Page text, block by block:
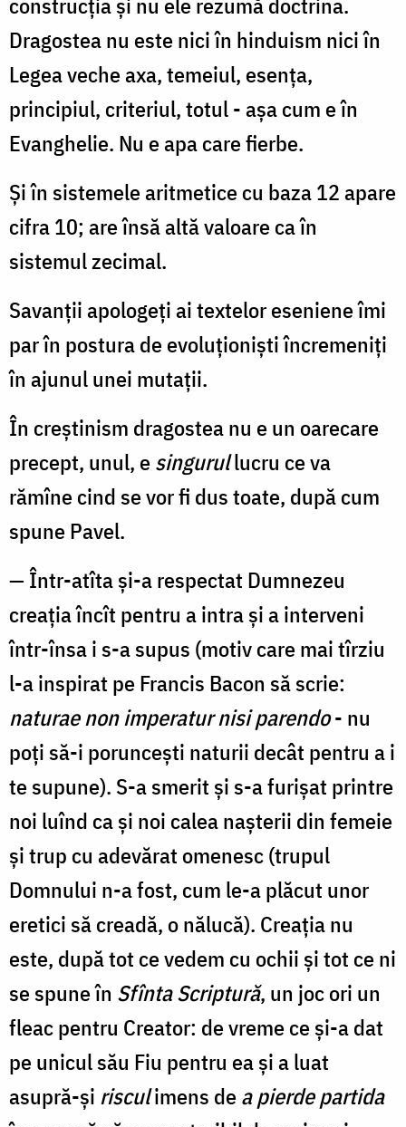
Dragostea nu este nici în hinduism nici în
Legea veche axa, temeiul, esenţa,
principiul, criteriul, totul - aşa cum e în
Evanghelie. Nu e apa care fierbe.
Şi în sistemele aritmetice cu baza 12 apare
cifra 10; are însă altă valoare ca în
sistemul zecimal.
Savanţii apologeţi ai textelor eseniene îmi
par în postura de evoluţioniști încremeniţi
în ajunul unei mutaţii.
În creştinism dragostea nu e un oarecare
precept, unul, esingurullucru ce va
rămîne cind se vor fi dus toate, după cum
spune Pavel.
— Într-atîta şi-a respectat Dumnezeu
creaţia încît pentru a intra şi a interveni
într-însa i s-a supus (motiv care mai tîrziu
l-a inspirat pe Francis Bacon să scrie:
naturae non imperatur nisi parendo- nu
poți să-i poruncești naturii decât pentru a i
te supune). S-a smerit şi s-a furişat printre
noi luînd ca şi noi calea naşterii din femeie
şi trup cu adevărat omenesc (trupul
Domnului n-a fost, cum le-a plăcut unor
eretici să creadă, o nălucă). Creaţia nu
este, după tot ce vedem cu ochii şi tot ce ni
se spune în Sfînta Scriptură, un joc ori un
fleac pentru Creator: de vreme ce şi-a dat
pe unicul său Fiu pentru ea şi a luat
asupră-şi risculimens dea pierde partida